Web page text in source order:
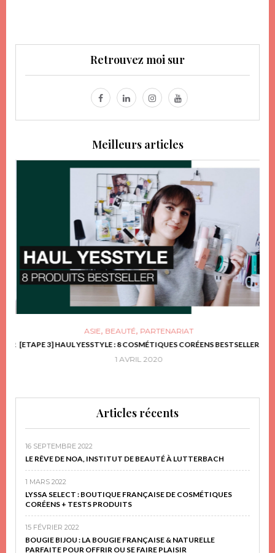
Retrouvez moi sur
Meilleurs articles
ASIE, BEAUTÉ, PARTENARIAT
[ETAPE 3] HAUL YESSTYLE : 8 COSMÉTIQUES CORÉENS BESTSELLER
1 AVRIL 2020
Articles récents
16 SEPTEMBRE 2022
LE RÊVE DE NOA, INSTITUT DE BEAUTÉ À LUTTERBACH
1 MARS 2022
LYSSA SELECT : BOUTIQUE FRANÇAISE DE COSMÉTIQUES
CORÉENS + TESTS PRODUITS
15 FÉVRIER 2022
BOUGIE BIJOU : LA BOUGIE FRANÇAISE & NATURELLE
PARFAITE POUR OFFRIR OU SE FAIRE PLAISIR